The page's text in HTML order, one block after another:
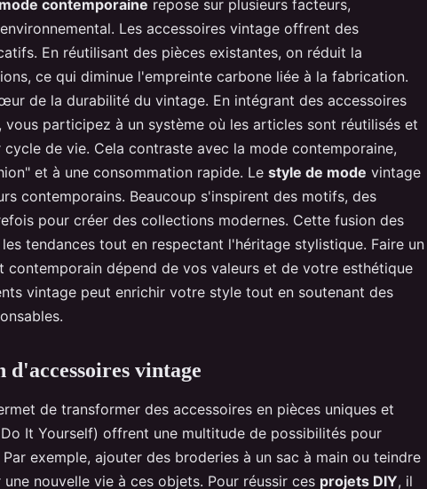
contemporaine repose sur plusieurs facteurs,
Les accessoires vintage offrent des
En réutilisant des pièces existantes, on réduit la
ce qui diminue l'empreinte carbone liée à la fabrication.
de la durabilité du vintage. En intégrant des accessoires
participez à un système où les articles sont réutilisés et
de vie. Cela contraste avec la mode contemporaine,
et à une consommation rapide. Le style de mode vintage
contemporains. Beaucoup s'inspirent des motifs, des
pour créer des collections modernes. Cette fusion des
tendances tout en respectant l'héritage stylistique. Faire un
contemporain dépend de vos valeurs et de votre esthétique
vintage peut enrichir votre style tout en soutenant des
vintage
de transformer des accessoires en pièces uniques et
It Yourself) offrent une multitude de possibilités pour
exemple, ajouter des broderies à un sac à main ou teindre
nouvelle vie à ces objets. Pour réussir ces projets DIY, il